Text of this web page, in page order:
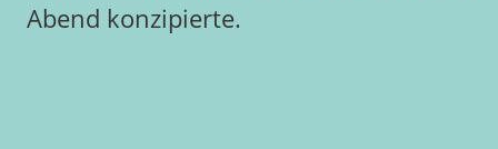
Abend konzipierte.